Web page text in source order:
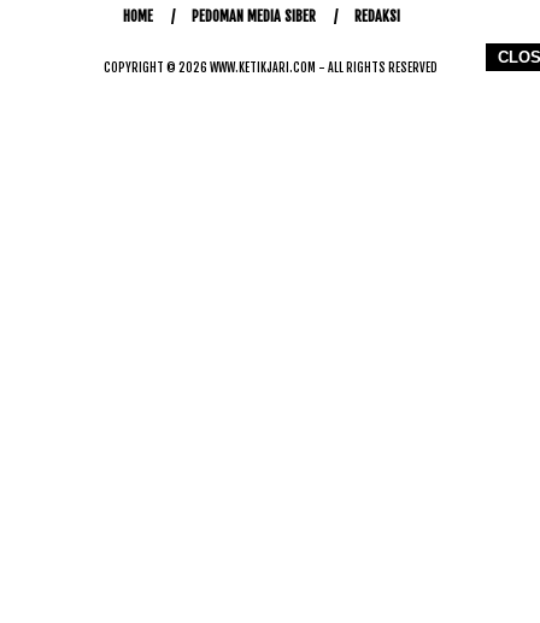
HOME PEDOMAN MEDIA SIBER REDAKSI
COPYRIGHT © 2026 WWW.KETIKJARI.COM - ALL RIGHTS RESERVED